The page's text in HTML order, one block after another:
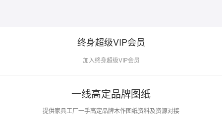
终身超级VIP会员
加入终身超级VIP会员
一线高定品牌图纸
提供家具工厂一手高定品牌木作图纸资料及资源对接